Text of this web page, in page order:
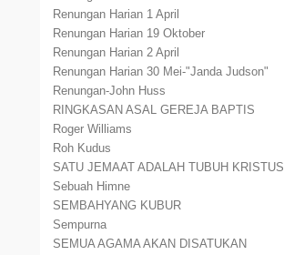
Renungan Harian 1 April
Renungan Harian 19 Oktober
Renungan Harian 2 April
Renungan Harian 30 Mei-"Janda Judson"
Renungan-John Huss
RINGKASAN ASAL GEREJA BAPTIS
Roger Williams
Roh Kudus
SATU JEMAAT ADALAH TUBUH KRISTUS
Sebuah Himne
SEMBAHYANG KUBUR
Sempurna
SEMUA AGAMA AKAN DISATUKAN